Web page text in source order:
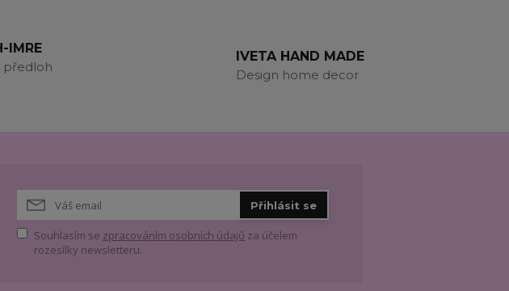
IMRE
předloh
IVETA HAND MADE
Design home decor
Přihlásit se
Souhlasím se zpracováním osobních údajů za účelem
rozesílky newsletteru.